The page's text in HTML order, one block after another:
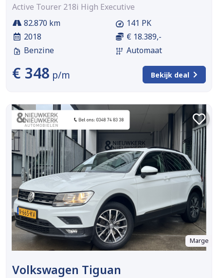
Active Tourer 218i High Executive
82.870 km
2018
Benzine
141 PK
€ 18.389,-
Automaat
€ 348 p/m Bekijk deal
Marge
Volkswagen Tiguan